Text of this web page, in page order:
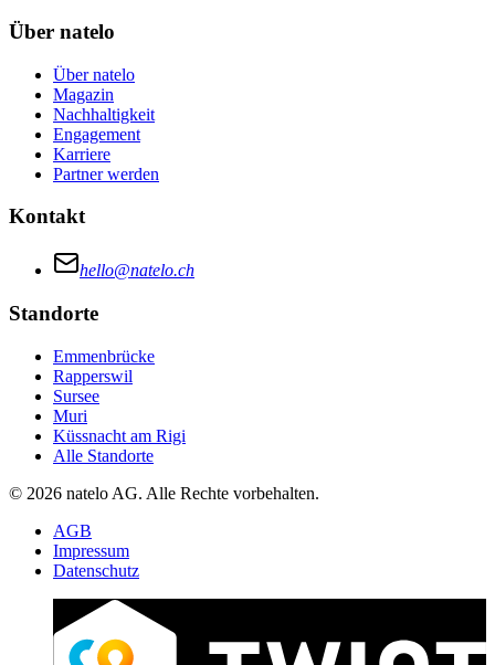
Über natelo
Über natelo
Magazin
Nachhaltigkeit
Engagement
Karriere
Partner werden
Kontakt
hello@natelo.ch
Standorte
Emmenbrücke
Rapperswil
Sursee
Muri
Küssnacht am Rigi
Alle Standorte
© 2026 natelo AG. Alle Rechte vorbehalten.
AGB
Impressum
Datenschutz